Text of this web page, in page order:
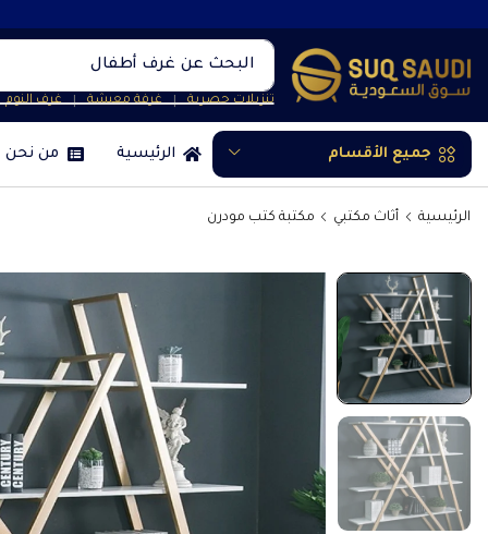
البحث عن غرف أطفال
تنزيلات حصرية ❘ غرفة معيشة ❘ غرف النوم
جميع الأقسام الرئيسية من نحن
الرئيسية أثاث مكتبي مكتبة كتب مودرن